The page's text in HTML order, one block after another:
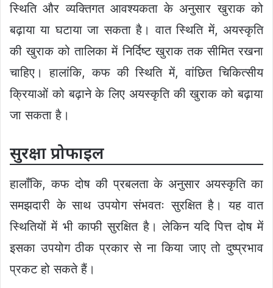
स्थिति और व्यक्तिगत आवश्यकता के अनुसार खुराक को
बढ़ाया या घटाया जा सकता है। वात स्थिति में, अयस्कृति
की खुराक को तालिका में निर्दिष्ट खुराक तक सीमित रखना
चाहिए। हालांकि, कफ की स्थिति में, वांछित चिकित्सीय
क्रियाओं को बढ़ाने के लिए अयस्कृति की खुराक को बढ़ाया
जा सकता है।
सुरक्षा प्रोफाइल
हालाँकि, कफ दोष की प्रबलता के अनुसार अयस्कृति का
समझदारी के साथ उपयोग संभवतः सुरक्षित है। यह वात
स्थितियों में भी काफी सुरक्षित है। लेकिन यदि पित्त दोष में
इसका उपयोग ठीक प्रकार से ना किया जाए तो दुष्प्रभाव
प्रकट हो सकते हैं।